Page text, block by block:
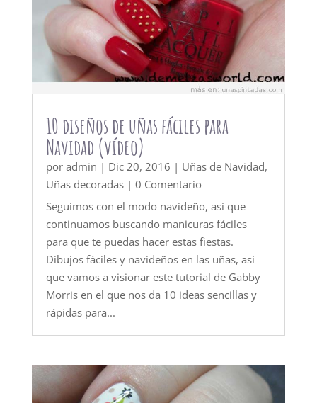
10 diseños de uñas fáciles para
Navidad (vídeo)
por admin | Dic 20, 2016 | Uñas de Navidad,
Uñas decoradas| 0 Comentario
Seguimos con el modo navideño, así que
continuamos buscando manicuras fáciles
para que te puedas hacer estas fiestas.
Dibujos fáciles y navideños en las uñas, así
que vamos a visionar este tutorial de Gabby
Morris en el que nos da 10 ideas sencillas y
rápidas para...